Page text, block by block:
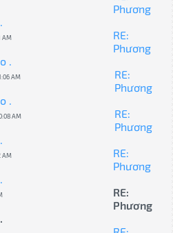
Phương
AM
RE:
Phương
.
AM
RE:
Phương
.
AM
RE:
Phương
AM
RE:
Phương
RE:
Phương